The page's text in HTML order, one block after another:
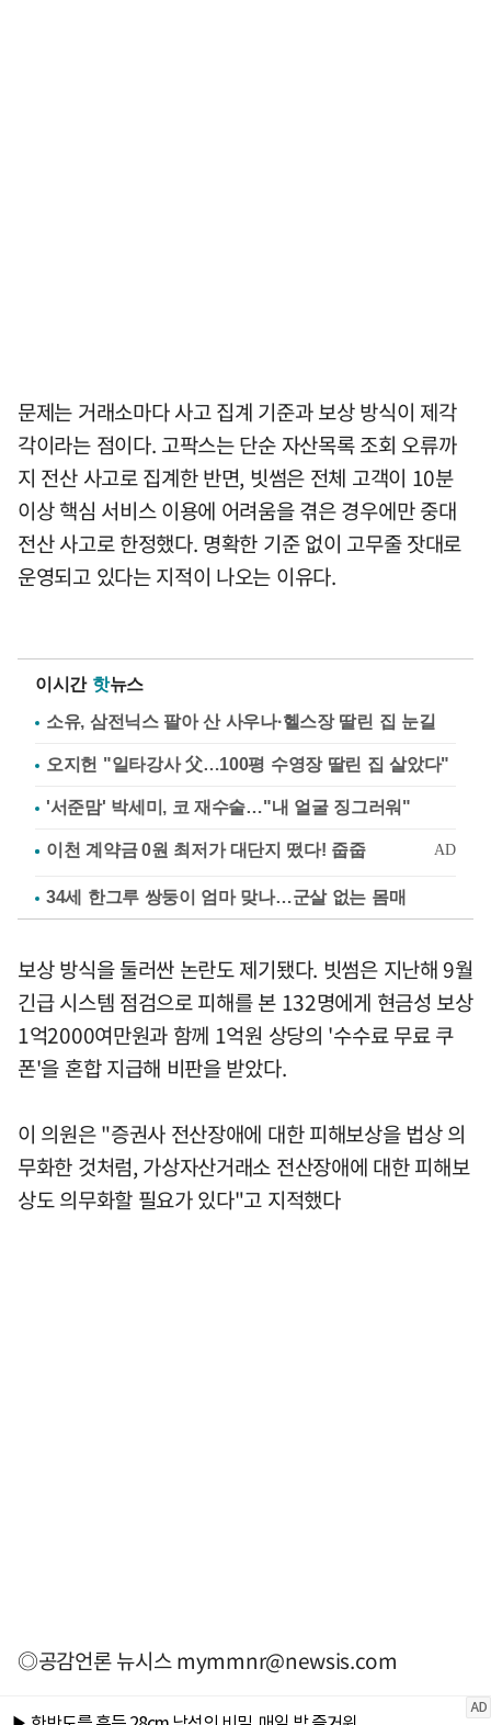
문제는 거래소마다 사고 집계 기준과 보상 방식이 제각
각이라는 점이다. 고팍스는 단순 자산목록 조회 오류까
지 전산 사고로 집계한 반면, 빗썸은 전체 고객이 10분
이상 핵심 서비스 이용에 어려움을 겪은 경우에만 중대
전산 사고로 한정했다. 명확한 기준 없이 고무줄 잣대로
운영되고 있다는 지적이 나오는 이유다.
이시간 핫뉴스
소유, 삼전닉스 팔아 산 사우나·헬스장 딸린 집 눈길
오지헌 "일타강사 父…100평 수영장 딸린 집 살았다"
'서준맘' 박세미, 코 재수술…"내 얼굴 징그러워"
34세 한그루 쌍둥이 엄마 맞나…군살 없는 몸매
보상 방식을 둘러싼 논란도 제기됐다. 빗썸은 지난해 9월
긴급 시스템 점검으로 피해를 본 132명에게 현금성 보상
1억2000여만원과 함께 1억원 상당의 '수수료 무료 쿠
폰'을 혼합 지급해 비판을 받았다.
이 의원은 "증권사 전산장애에 대한 피해보상을 법상 의
무화한 것처럼, 가상자산거래소 전산장애에 대한 피해보
상도 의무화할 필요가 있다"고 지적했다
◎공감언론 뉴시스mymmnr@newsis.com